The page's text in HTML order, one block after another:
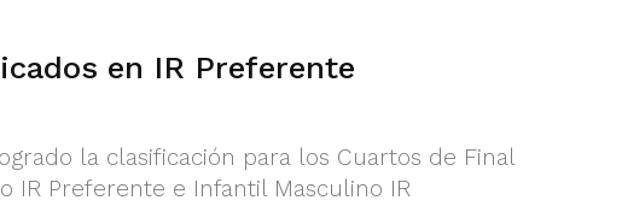
en IR Preferente
la clasificación para los Cuartos de Final
IR Preferente e Infantil Masculino IR